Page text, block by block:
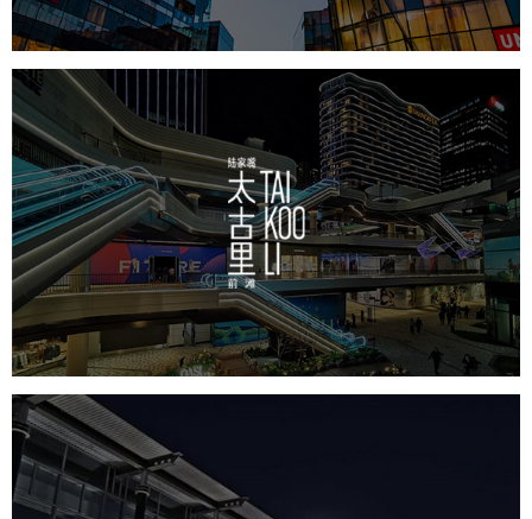
前滩太古里
房地产 商业地产 地产网站建设 品牌官网
利星行地产